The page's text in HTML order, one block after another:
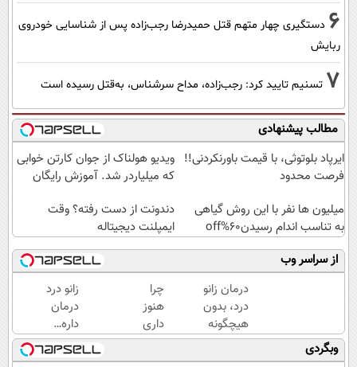
6 دستگیری چهار متهم قتل حمیدرضا رجب‌زاده پس از شناسایی خودروی
ربایش
7 تسنیم تایید کرد: رجب‌زاده، مداح سرشناس، به‌قتل رسیده است
مطالب پیشنهادی
ایرپاد بلوتوثی، با قیمت باورنکردنی!!
فرصت محدود
ویدیو هولناک از جوان کارتن خوابی
که میلیاردر شد. آموزش رایگان
میلیون ها نفر با این روش گیاهی
به تناسب اندام رسیدن60%off
دندونت از دست رفته؟ وقت
ایمپلنت دیجیتاله
از سراسر وب
درمان زانو
درد، بدون
هیچگونه
عوارض در
منزل
چرا
هنوز
داری
با درد
راه
زانو درد
درمان
داره…
چرا
هنوز
وبگردی